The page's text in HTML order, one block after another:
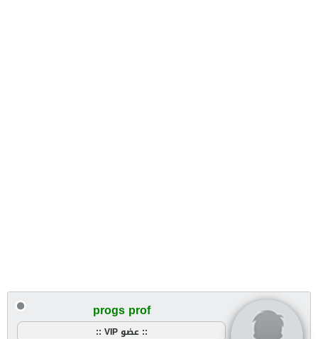
progs prof
:: عضو VIP ::